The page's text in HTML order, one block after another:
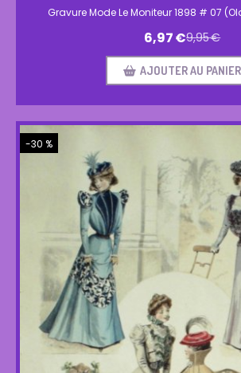
Gravure Mode Le Moniteur 1898 # 07
6,97€9,95€
AJOUTER AU PANIER
-30 %